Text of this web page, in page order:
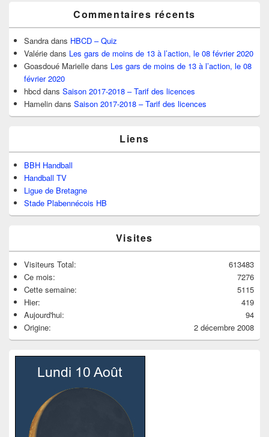
Commentaires récents
Sandra dans HBCD – Quiz
Valérie dans Les gars de moins de 13 à l’action, le 08 février 2020
Goasdoué Marielle dans Les gars de moins de 13 à l’action, le 08
février 2020
hbcd dans Saison 2017-2018 – Tarif des licences
Hamelin dans Saison 2017-2018 – Tarif des licences
Liens
BBH Handball
Handball TV
Ligue de Bretagne
Stade Plabennécois HB
Visites
613483
Visiteurs Total:
7276
Ce mois:
5115
Cette semaine:
419
Hier:
94
Aujourd'hui:
2 décembre 2008
Origine: